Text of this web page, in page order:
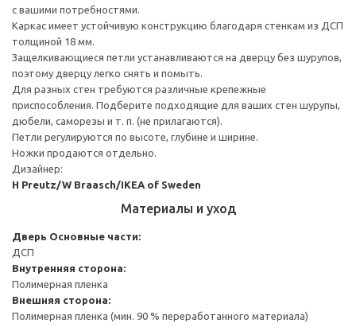
с вашими потребностями.
Каркас имеет устойчивую конструкцию благодаря стенкам из ДСП
толщиной 18 мм.
Защелкивающиеся петли устанавливаются на дверцу без шурупов,
поэтому дверцу легко снять и помыть.
Для разных стен требуются различные крепежные
приспособления. Подберите подходящие для ваших стен шурупы,
дюбели, саморезы и т. п. (не прилагаются).
Петли регулируются по высоте, глубине и ширине.
Ножки продаются отдельно.
Дизайнер:
H Preutz/W Braasch/IKEA of Sweden
Материалы и уход
Дверь Основные части:
ДСП
Внутренняя сторона:
Полимерная пленка
Внешняя сторона:
Полимерная пленка (мин. 90 % переработанного материала)